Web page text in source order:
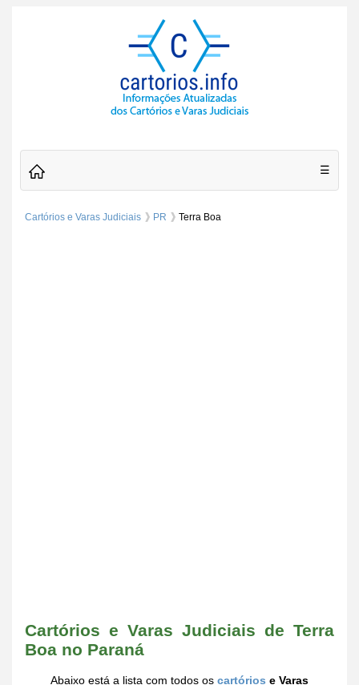
☰
Cartórios e Varas Judiciais PR Terra Boa
Cartórios e Varas Judiciais de Terra
Boa no Paraná
Abaixo está a lista com todos os cartórios e Varas